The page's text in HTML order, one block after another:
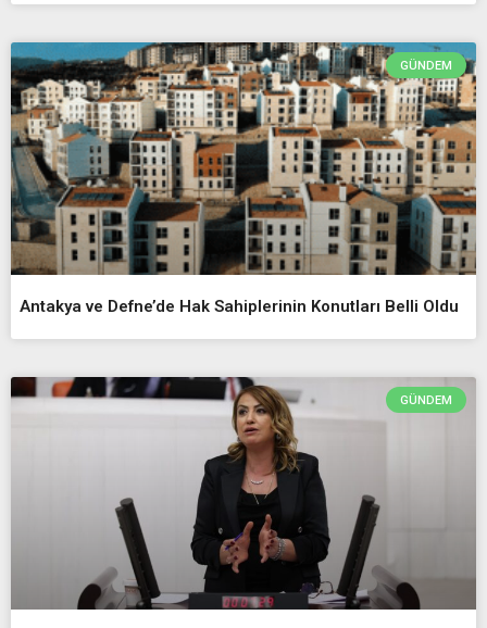
GÜNDEM
Antakya ve Defne’de Hak Sahiplerinin Konutları Belli Oldu
GÜNDEM